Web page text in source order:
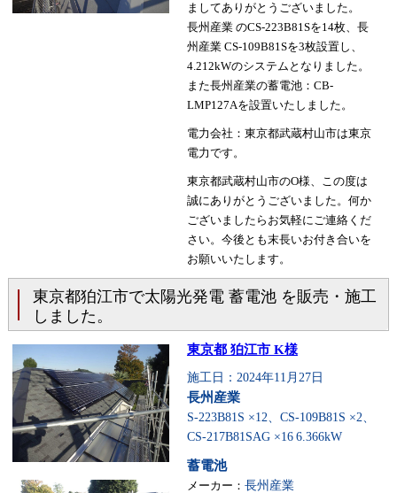
ましてありがとうございました。
長州産業 のCS-223B81Sを14枚、長
州産業 CS-109B81Sを3枚設置し、
4.212kWのシステムとなりました。
また長州産業の蓄電池：CB-
LMP127Aを設置いたしました。
電力会社：東京都武蔵村山市は東京
電力です。
東京都武蔵村山市のO様、この度は
誠にありがとうございました。何か
ございましたらお気軽にご連絡くだ
さい。今後とも末長いお付き合いを
お願いいたします。
東京都狛江市で太陽光発電 蓄電池 を販売・施工
しました。
東京都 狛江市 K様
施工日：2024年11月27日
長州産業
S-223B81S ×12、CS-109B81S ×2、
CS-217B81SAG ×16 6.366kW
蓄電池
メーカー： 長州産業